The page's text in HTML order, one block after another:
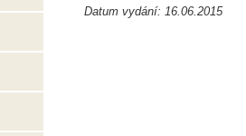
Datum vydání: 16.06.2015